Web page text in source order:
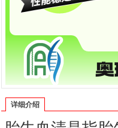
详细介绍